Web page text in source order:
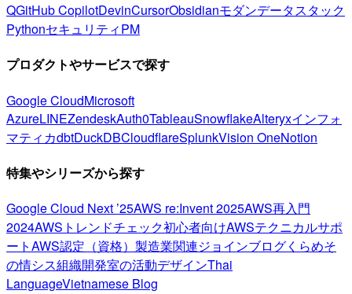
QGitHub CopilotDevinCursorObsidianモダンデータスタック
PythonセキュリティPM
プロダクトやサービスで探す
Google CloudMicrosoft
AzureLINEZendeskAuth0TableauSnowflakeAlteryxインフォ
マティカdbtDuckDBCloudflareSplunkVision OneNotion
特集やシリーズから探す
Google Cloud Next ’25AWS re:Invent 2025AWS再入門
2024AWSトレンドチェック初心者向けAWSテクニカルサポ
ートAWS認定（資格） 製造業関連ジョインブログくらめそ
の情シス組織開発室の活動デザインThai
LanguageVietnamese Blog